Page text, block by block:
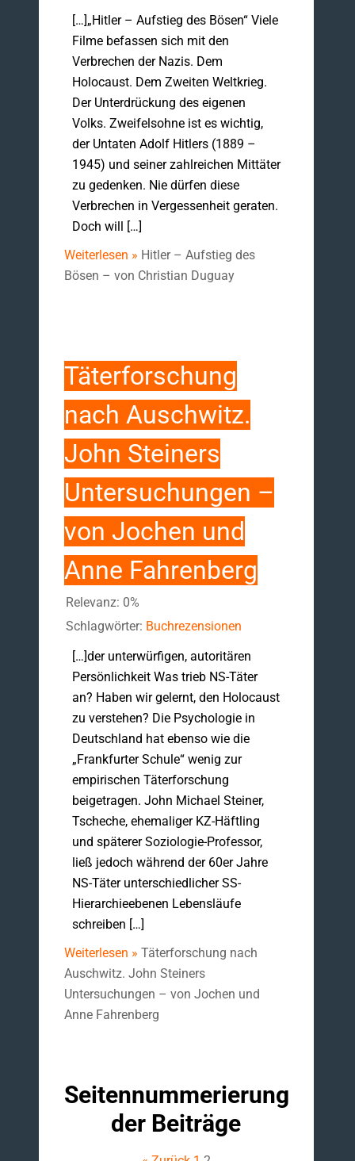
[…]„Hitler – Aufstieg des Bösen“ Viele
Filme befassen sich mit den
Verbrechen der Nazis. Dem
Holocaust. Dem Zweiten Weltkrieg.
Der Unterdrückung des eigenen
Volks. Zweifelsohne ist es wichtig,
der Untaten Adolf Hitlers (1889 –
1945) und seiner zahlreichen Mittäter
zu gedenken. Nie dürfen diese
Verbrechen in Vergessenheit geraten.
Doch will […]
Weiterlesen » Hitler – Aufstieg des
Bösen – von Christian Duguay
Täterforschung
nach Auschwitz.
John Steiners
Untersuchungen –
von Jochen und
Anne Fahrenberg
Relevanz: 0%
Schlagwörter: Buchrezensionen
[…]der unterwürfigen, autoritären
Persönlichkeit Was trieb NS-Täter
an? Haben wir gelernt, den Holocaust
zu verstehen? Die Psychologie in
Deutschland hat ebenso wie die
„Frankfurter Schule“ wenig zur
empirischen Täterforschung
beigetragen. John Michael Steiner,
Tscheche, ehemaliger KZ-Häftling
und späterer Soziologie-Professor,
ließ jedoch während der 60er Jahre
NS-Täter unterschiedlicher SS-
Hierarchieebenen Lebensläufe
schreiben […]
Weiterlesen » Täterforschung nach
Auschwitz. John Steiners
Untersuchungen – von Jochen und
Anne Fahrenberg
Seitennummerierung
der Beiträge